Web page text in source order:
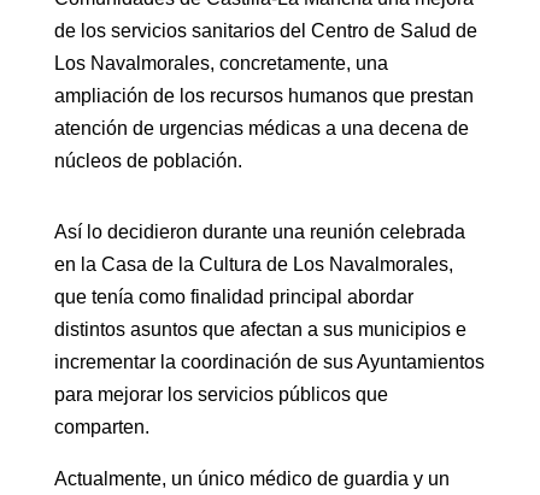
de los servicios sanitarios del Centro de Salud de
Los Navalmorales, concretamente, una
ampliación de los recursos humanos que prestan
atención de urgencias médicas a una decena de
núcleos de población.
Así lo decidieron durante una reunión celebrada
en la Casa de la Cultura de Los Navalmorales,
que tenía como finalidad principal abordar
distintos asuntos que afectan a sus municipios e
incrementar la coordinación de sus Ayuntamientos
para mejorar los servicios públicos que
comparten.
Actualmente, un único médico de guardia y un